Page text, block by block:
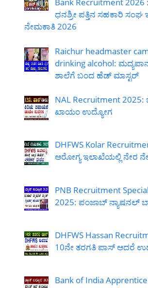
ಧನಶ್ರೀ ಪತ್ತಿನ ಸಹಕಾರಿ ಸಂಘ
ನೇಮಕಾತಿ 2026
Raichur headmaster
drinking alcohol:
ಶಾಲೆಗೆ ಬಂದ ಹೆಡ್ ಮಾಸ್ಟರ್
NAL Recruitment 2025:
ಖಾಯಂ ಉದ್ಯೋಗ
DHFWS Kolar
ಆರೋಗ್ಯ ಇಲಾಖೆಯಲ್ಲಿ ನೇರ
PNB Recruitment
2025: ಪಂಜಾಬ್ ನ್ಯಾಷನಲ್
DHFWS Hassan
10ನೇ ತರಗತಿ ಪಾಸ್ ಆದರೆ
Bank of India Apprentice